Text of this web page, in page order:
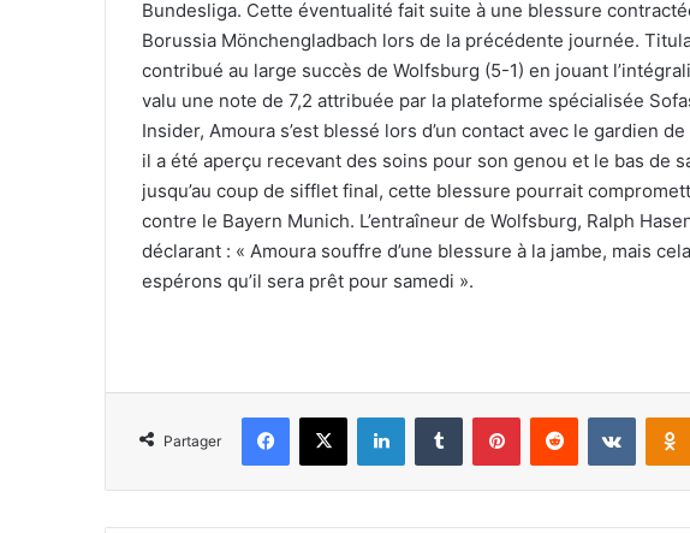
Bundesliga. Cette éventualité fait suite à une blessure
Borussia Mönchengladbach lors de la précédente journée.
contribué au large succès de Wolfsburg (5-1) en jouant
valu une note de 7,2 attribuée par la plateforme spécialisée
Insider, Amoura s’est blessé lors d’un contact avec le gardien
il a été aperçu recevant des soins pour son genou et le bas de
jusqu’au coup de sifflet final, cette blessure pourrait
contre le Bayern Munich. L’entraîneur de Wolfsburg, Ralph
déclarant : « Amoura souffre d’une blessure à la jambe, mais
espérons qu’il sera prêt pour samedi ».
Partager
Facebook
X LinkedinTumblr PinterestReddit